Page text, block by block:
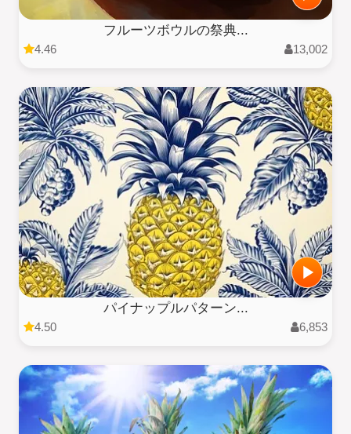
フルーツボウルの祭典...
4.46 13,002
パイナップルパターン...
4.50 6,853